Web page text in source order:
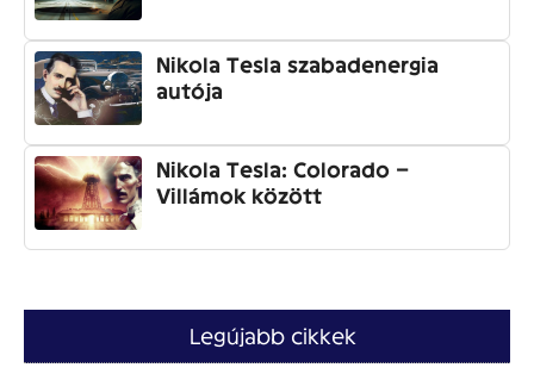
Nikola Tesla szabadenergia
autója
Nikola Tesla: Colorado –
Villámok között
Legújabb cikkek